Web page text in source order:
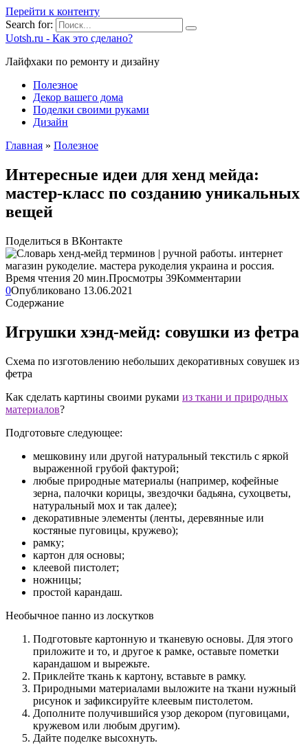
Перейти к контенту
Search for:
Uotsh.ru - Как это сделано?
Лайфхаки по ремонту и дизайну
Полезное
Декор вашего дома
Поделки своими руками
Дизайн
Главная » Полезное
Интересные идеи для хенд мейда:
мастер-класс по созданию уникальных
вещей
Поделиться в ВКонтакте
Время чтения 20 мин.Просмотры 39Комментарии
0Опубликовано 13.06.2021
Содержание
Игрушки хэнд-мейд: совушки из фетра
Схема по изготовлению небольших декоративных совушек из
фетра
Как сделать картины своими руками из ткани и природных
материалов?
Подготовьте следующее:
мешковину или другой натуральный текстиль с яркой
выраженной грубой фактурой;
любые природные материалы (например, кофейные
зерна, палочки корицы, звездочки бадьяна, сухоцветы,
натуральный мох и так далее);
декоративные элементы (ленты, деревянные или
костяные пуговицы, кружево);
рамку;
картон для основы;
клеевой пистолет;
ножницы;
простой карандаш.
Необычное панно из лоскутков
Подготовьте картонную и тканевую основы. Для этого
приложите и то, и другое к рамке, оставьте пометки
карандашом и вырежьте.
Приклейте ткань к картону, вставьте в рамку.
Природными материалами выложите на ткани нужный
рисунок и зафиксируйте клеевым пистолетом.
Дополните получившийся узор декором (пуговицами,
кружевом или любым другим).
Дайте поделке высохнуть.